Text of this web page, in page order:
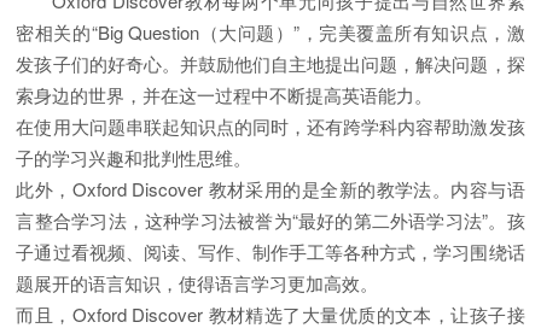
密相关的“Big Question（大问题）”，完美覆盖所有知识点，激
发孩子们的好奇心。并鼓励他们自主地提出问题，解决问题，探
索身边的世界，并在这一过程中不断提高英语能力。
在使用大问题串联起知识点的同时，还有跨学科内容帮助激发孩
子的学习兴趣和批判性思维。
此外，Oxford Discover 教材采用的是全新的教学法。内容与语
言整合学习法，这种学习法被誉为“最好的第二外语学习法”。孩
子通过看视频、阅读、写作、制作手工等各种方式，学习围绕话
题展开的语言知识，使得语言学习更加高效。
而且，Oxford Discover 教材精选了大量优质的文本，让孩子接